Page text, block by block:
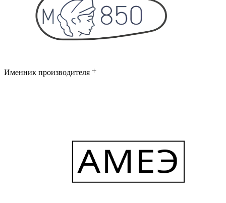
Именник производителя